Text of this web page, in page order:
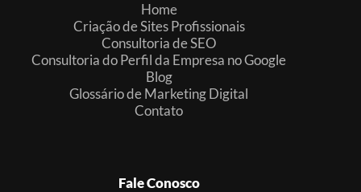
Home
Criação de Sites Profissionais
Consultoria de SEO
Consultoria do Perfil da Empresa no Google
Blog
Glossário de Marketing Digital
Contato
Fale Conosco